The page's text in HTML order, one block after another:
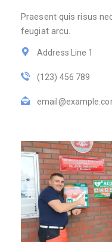
Praesent quis risus
feugiat arcu.
Address Line 1
(123) 456 789